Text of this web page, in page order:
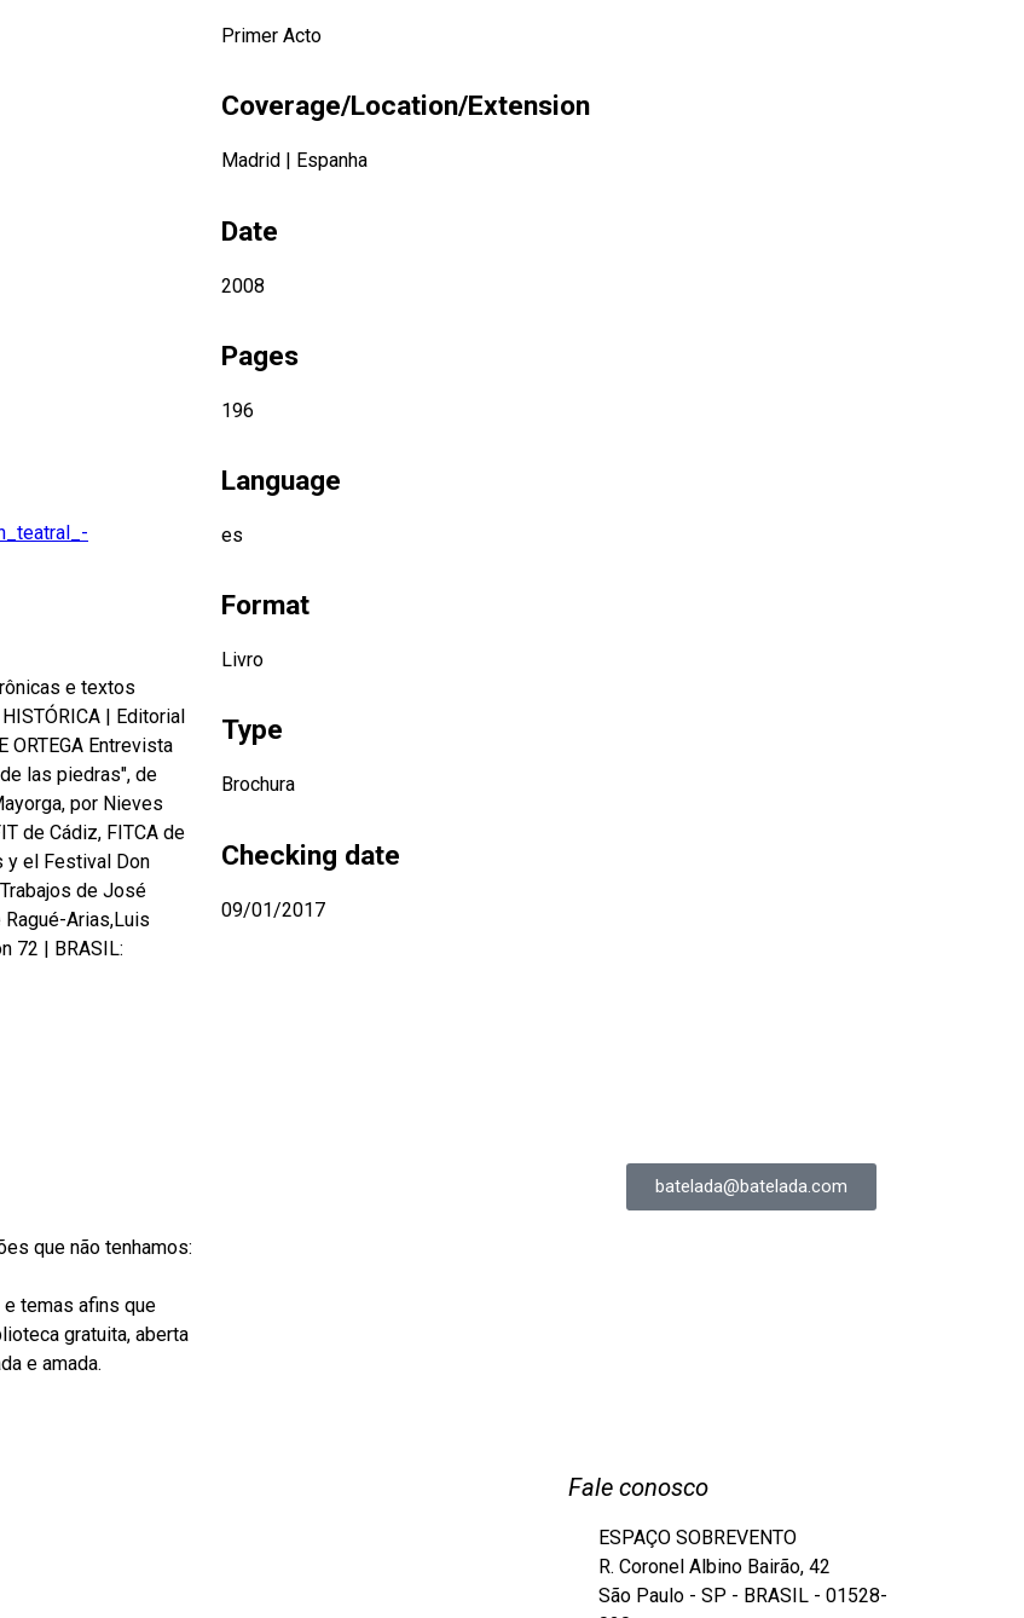
e textos
| Editorial
ORTEGA Entrevista
las piedras", de
por Nieves
de Cádiz, FITCA de
y el Festival Don
de José
Arias,Luis
72 | BRASIL:
Primer Acto
Coverage/Location/Extension
Madrid Espanha
Date
2008
Pages
196
Language
es
Format
Livro
Type
Brochura
Checking date
09/01/2017
que não tenhamos:
e temas afins que
gratuita, aberta
e amada.
batelada@batelada.com
Fale conosco
ESPAÇO SOBREVENTO
R. Coronel Albino Bairão, 42
São Paulo - SP - BRASIL - 01528-